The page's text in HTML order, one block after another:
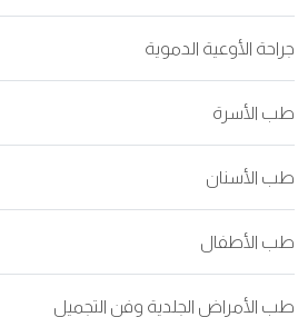
جراحة الأوعية الدموية
طب الأسرة
طب الأسنان
طب الأطفال
طب الأمراض الجلدية وفن التجميل